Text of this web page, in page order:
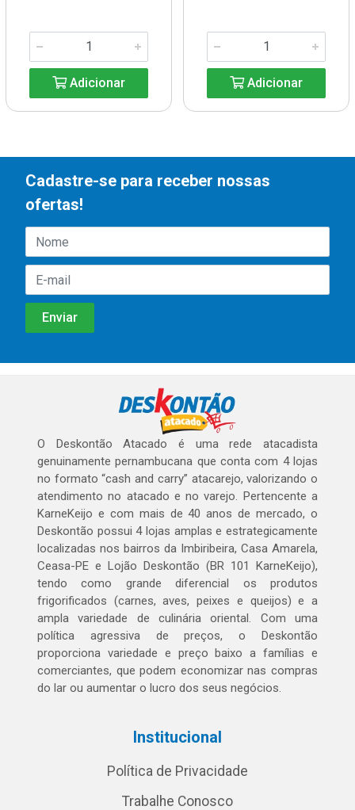
Adicionar Adicionar
Cadastre-se para receber nossas
ofertas!
O Deskontão Atacado é uma rede atacadista
genuinamente pernambucana que conta com 4 lojas
no formato “cash and carry” atacarejo, valorizando o
atendimento no atacado e no varejo. Pertencente a
KarneKeijo e com mais de 40 anos de mercado, o
Deskontão possui 4 lojas amplas e estrategicamente
localizadas nos bairros da Imbiribeira, Casa Amarela,
Ceasa-PE e Lojão Deskontão (BR 101 KarneKeijo),
tendo como grande diferencial os produtos
frigorificados (carnes, aves, peixes e queijos) e a
ampla variedade de culinária oriental. Com uma
política agressiva de preços, o Deskontão
proporciona variedade e preço baixo a famílias e
comerciantes, que podem economizar nas compras
do lar ou aumentar o lucro dos seus negócios.
Institucional
Política de Privacidade
Trabalhe Conosco